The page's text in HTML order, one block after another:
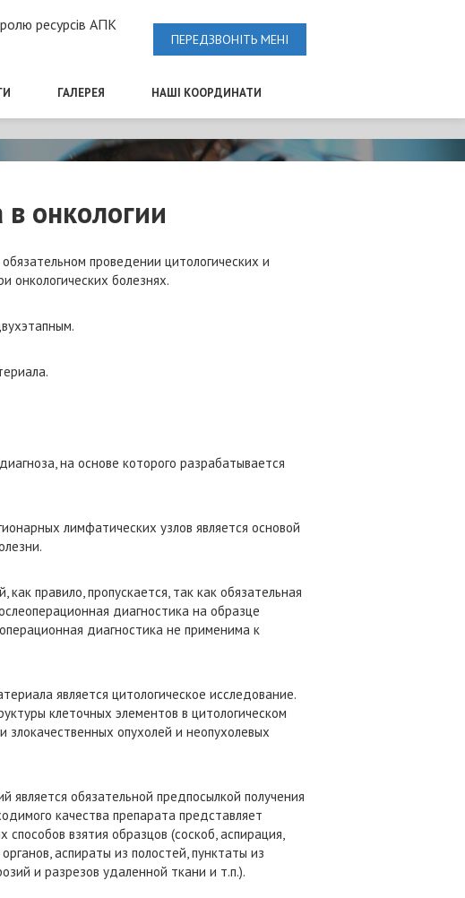
ресурсів АПК
ПЕРЕДЗВОНІТЬ МЕНІ
ГАЛЕРЕЯ НАШІ КООРДИНАТИ
онкологии
проведении цитологических и
онкологических болезнях.
на основе которого разрабатывается
лимфатических узлов является основой
правило, пропускается, так как обязательная
диагностика на образце
диагностика не применима к
является цитологическое исследование.
клеточных элементов в цитологическом
опухолей и неопухолевых
обязательной предпосылкой получения
качества препарата представляет
взятия образцов (соскоб, аспирация,
аспираты из полостей, пунктаты из
и разрезов удаленной ткани и т.п.).